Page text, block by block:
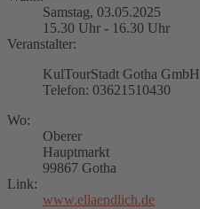
Samstag, 03.05.2025
15.30 Uhr - 16.30 Uhr
Veranstalter:
KulTourStadt Gotha GmbH
Telefon: 03621510430
Wo:
Oberer
Hauptmarkt
99867 Gotha
Link:
www.ellaendlich.de